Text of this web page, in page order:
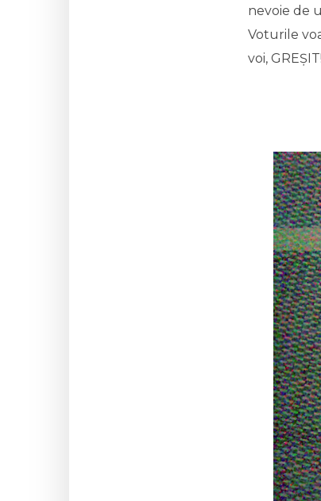
nevoie de
Voturile
voi,